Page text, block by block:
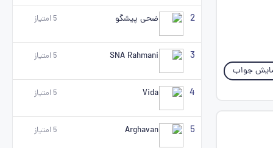
جواب
2 ضحی پیشگو 5امتیاز
3
SNA Rahmani
5امتیاز
4
Vida
5امتیاز
5
Arghavan
5امتیاز